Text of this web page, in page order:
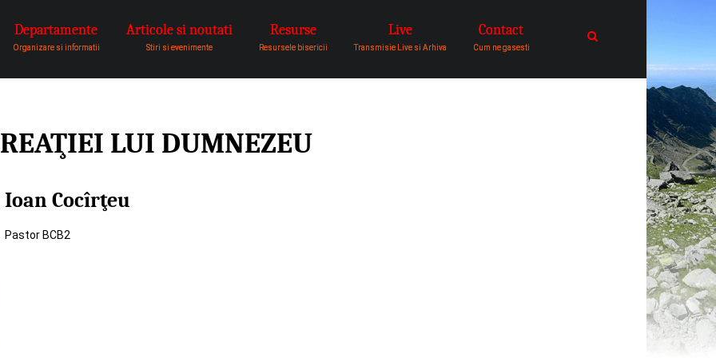
a fi vocea lui Dumnezeu catre comunitatea de oameni in
Departamente
Organizare si informatii
Articole si noutati
Stiri si evenimente
Resurse
Resursele bisericii
Live
Transmisie Live si Arhiva
Contact
Cum ne gasesti
LUI DUMNEZEU
Ioan Cocîrţeu
Pastor BCB2